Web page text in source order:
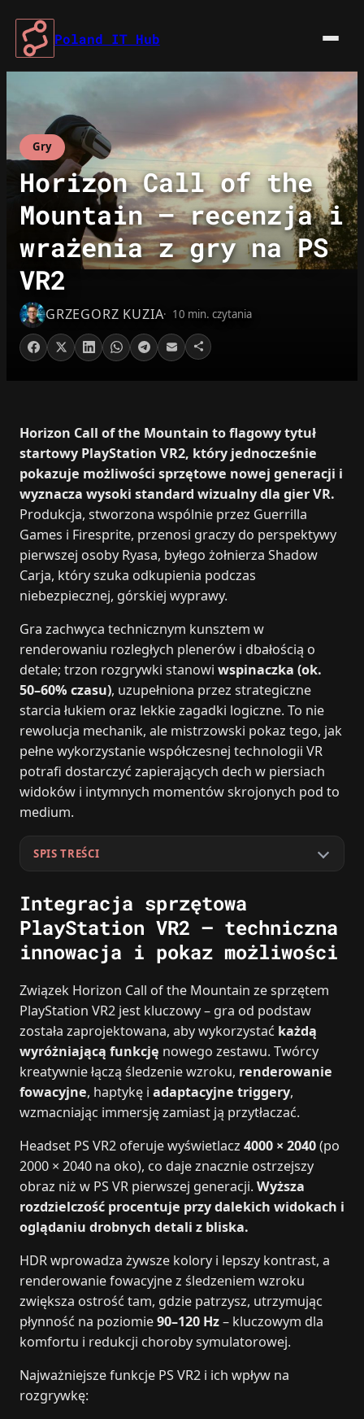
Przejdź
treści
Poland IT Hub
Gry
Horizon Call of the
Mountain – recenzja i
wrażenia z gry na PS
VR2
GRZEGORZ KUZIA 10 min. czytania
Horizon Call of the Mountain to flagowy tytuł
startowy PlayStation VR2, który jednocześnie
pokazuje możliwości sprzętowe nowej generacji i
wyznacza wysoki standard wizualny dla gier VR.
Produkcja, stworzona wspólnie przez Guerrilla
Games i Firesprite, przenosi graczy do perspektywy
pierwszej osoby Ryasa, byłego żołnierza Shadow
Carja, który szuka odkupienia podczas
niebezpiecznej, górskiej wyprawy.
Gra zachwyca technicznym kunsztem w
renderowaniu rozległych plenerów i dbałością o
detale; trzon rozgrywki stanowi wspinaczka (ok.
50–60% czasu), uzupełniona przez strategiczne
starcia łukiem oraz lekkie zagadki logiczne. To nie
rewolucja mechanik, ale mistrzowski pokaz tego, jak
pełne wykorzystanie współczesnej technologii VR
potrafi dostarczyć zapierających dech w piersiach
widoków i intymnych momentów skrojonych pod to
medium.
SPIS TREŚCI
Integracja sprzętowa
PlayStation VR2 – techniczna
innowacja i pokaz możliwości
Związek Horizon Call of the Mountain ze sprzętem
PlayStation VR2 jest kluczowy – gra od podstaw
została zaprojektowana, aby wykorzystać każdą
wyróżniającą funkcję nowego zestawu. Twórcy
kreatywnie łączą śledzenie wzroku, renderowanie
fowacyjne, haptykę i adaptacyjne triggery,
wzmacniając immersję zamiast ją przytłaczać.
Headset PS VR2 oferuje wyświetlacz 4000 × 2040(po
2000 × 2040 na oko), co daje znacznie ostrzejszy
obraz niż w PS VR pierwszej generacji. Wyższa
rozdzielczość procentuje przy dalekich widokach i
oglądaniu drobnych detali z bliska.
HDR wprowadza żywsze kolory i lepszy kontrast, a
renderowanie fowacyjne z śledzeniem wzroku
zwiększa ostrość tam, gdzie patrzysz, utrzymując
płynność na poziomie90–120 Hz– kluczowym dla
komfortu i redukcji choroby symulatorowej.
Najważniejsze funkcje PS VR2 i ich wpływ na
rozgrywkę: